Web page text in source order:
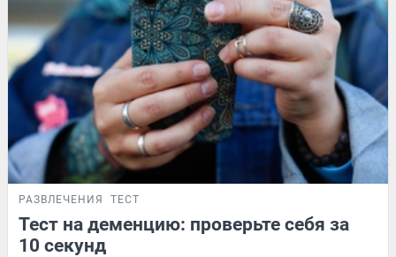
РАЗВЛЕЧЕНИЯ ТЕСТ
Тест на деменцию: проверьте себя за
10 секунд